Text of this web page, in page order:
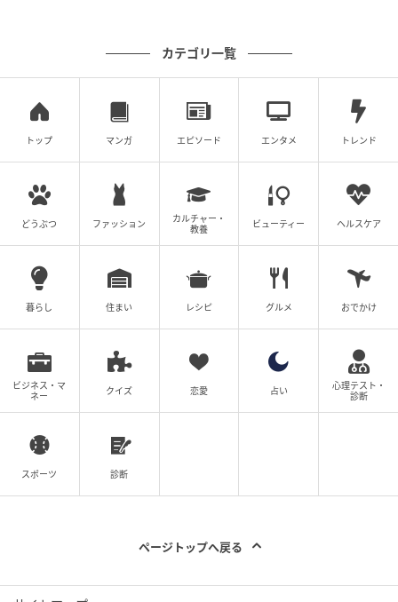
だけでは、この曲の真の価値は測れないだろう。そこ
にあるのは、どれだけ多忙な日々の中にあっても「面
白いこと」を見逃さない天才たちの眼差しであり、そ
れを最高の形に仕上げようとする職人たちの意地だ。
不便で、不条理で、だからこそ一期一会の出会いがド
ラマを生んでいた時代。その空気が、三分余りの旋律
の中に真空パックされている。
ふとした瞬間にこの曲を聴き返すと、あの頃の自分が
感じていた「明日への根拠のない期待」が蘇ってく
る。それは、大人たちが本気で遊んでいる姿を見たと
きに感じる、一種の安堵感だったのかもしれない。
「どうなるかわからないけれど、きっと面白くなる」
そんな無邪気な確信が、今の私たちには必要なのかも
しれない。この曲は、単なる過去の遺物ではない。今
を生きる私たちの背中を、そっと、そして少しだけふ
※この記事は執筆時点の情報に基づいています。
カテゴリ一覧
トップ マンガ エピソード エンタメ トレンド
どうぶつ ファッション
カルチャー・
教養
ビューティー ヘルスケア
暮らし 住まい レシピ グルメ おでかけ
ビジネス・マ
ネー
クイズ 恋愛 占い
心理テスト・
診断
スポーツ 診断
ページトップへ戻る